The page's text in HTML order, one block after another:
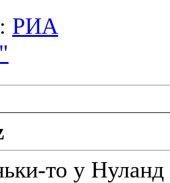
РИА
то у Нуланд